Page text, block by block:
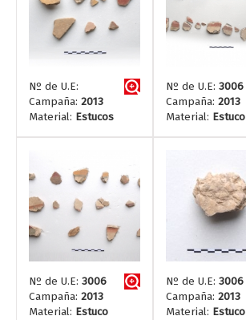
Nº de U.E:
Campaña: 2013
Material: Estucos
Nº de U.E: 3006
Campaña: 2013
Material: Estuco
Nº de U.E: 3006
Campaña: 2013
Material: Estuco
Nº de U.E: 3006
Campaña: 2013
Material: Estuco